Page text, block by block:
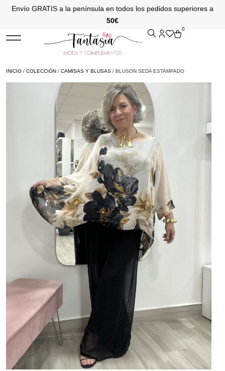
Envío GRATIS a la península en todos los pedidos superiores a
50€
0
INICIO / COLECCIÓN / CAMISAS Y BLUSAS / BLUSON SEDA ESTAMPADO